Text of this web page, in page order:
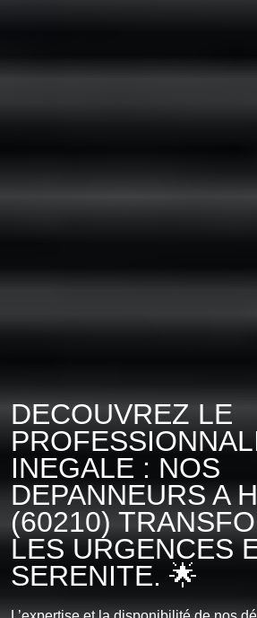
DECOUVREZ LE
INEGALE : NOS
DEPANNEURS A
(60210)
LES URGENCES
SERENITE. 🌟